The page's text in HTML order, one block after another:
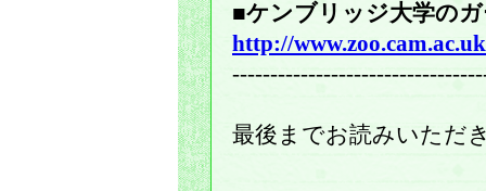
■ケンブリッジ大学の
http://
最後までお読みいただ